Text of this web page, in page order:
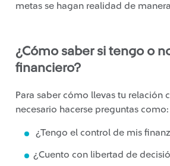
metas se hagan realidad de
¿Cómo saber si tengo o
financiero?
Para saber cómo llevas tu relación
necesario hacerse preguntas como:
¿Tengo el control de mis
¿Cuento con libertad de